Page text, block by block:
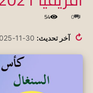
0
54
↻ آخر تحديث: 30-11-2025